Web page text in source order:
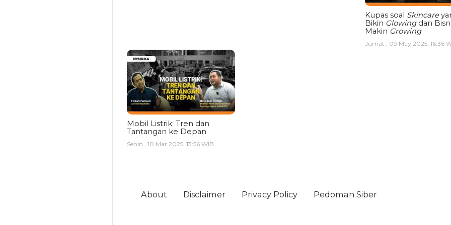
Kupas soal Skincare
Bikin Glowingdan
Makin Growing
Jumat , 09 May 2025, 16:36
Mobil Listrik: Tren dan
Tantangan ke Depan
Senin , 10 Mar 2025, 13:56 WIB
About Disclaimer Privacy Policy Pedoman Siber